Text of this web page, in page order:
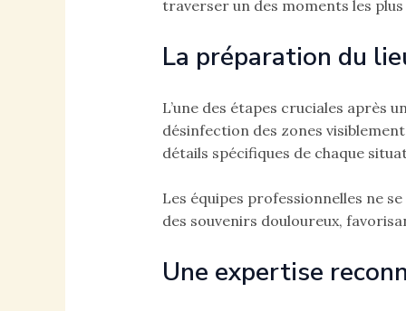
traverser un des moments les
La préparation du
L’une des étapes cruciales après
désinfection des zones
détails spécifiques de chaque
Les équipes professionnelles ne
des souvenirs douloureux,
Une expertise